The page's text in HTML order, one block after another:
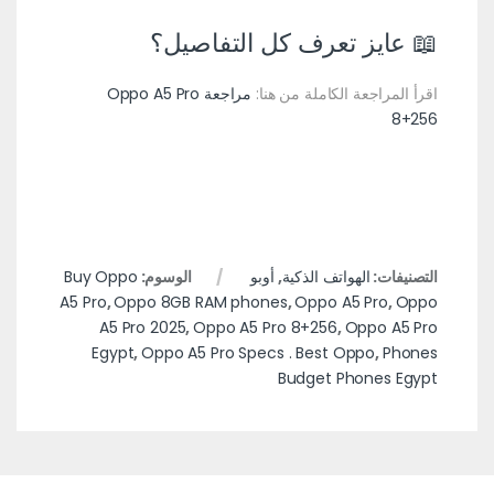
📖 عايز تعرف كل التفاصيل؟
اقرأ المراجعة الكاملة من هنا:
مراجعة Oppo A5 Pro
8+256
التصنيفات: الهواتف الذكية, أوبو الوسوم: Buy Oppo
A5 Pro,Oppo 8GB RAM phones,Oppo A5 Pro,Oppo
A5 Pro 2025,Oppo A5 Pro 8+256,Oppo A5 Pro
Egypt,Oppo A5 Pro Specs . Best Oppo,Phones
Budget Phones Egypt